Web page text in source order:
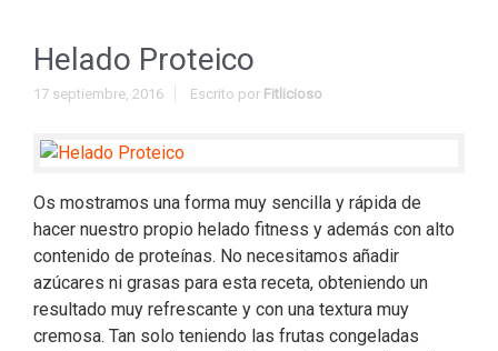
Helado Proteico
17 septiembre, 2016 Escrito por Fitlicioso
Os mostramos una forma muy sencilla y rápida de
hacer nuestro propio helado fitness y además con alto
contenido de proteínas. No necesitamos añadir
azúcares ni grasas para esta receta, obteniendo un
resultado muy refrescante y con una textura muy
cremosa. Tan solo teniendo las frutas congeladas